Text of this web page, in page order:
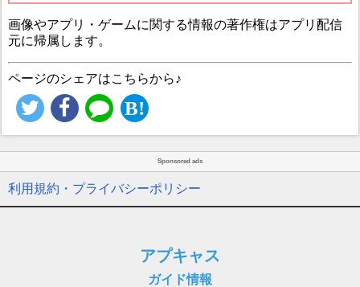
画像やアプリ・ゲームに関する情報の著作権はアプリ配信
元に帰属します。
ページのシェアはこちらから♪
Sponsored ads
利用規約・プライバシーポリシー
アプキャス
ガイド情報